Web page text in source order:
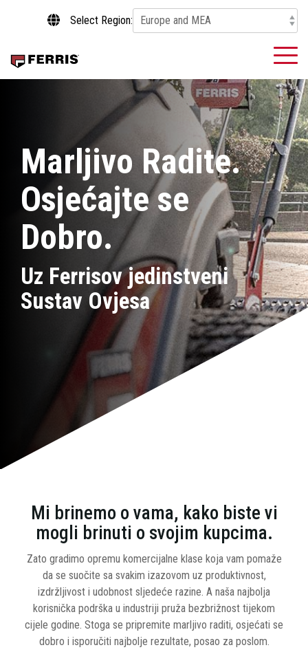
main
content.
Select Region:
Marljivo Radite.
Osjećajte se
Dobro.
Uz Ferrisov jedinstveni
Sustav Ovjesa
Mi brinemo o vama, kako biste vi
mogli brinuti o svojim kupcima.
Zato gradimo opremu komercijalne klase koja vam pomaže
da se suočite sa svakim izazovom uz produktivnost,
izdržljivost i udobnost sljedeće razine. A naša najbolja
korisnička podrška u industriji pruža bezbrižnost tijekom
cijele godine. Stoga se pripremite marljivo raditi, osjećati se
dobro i isporučiti najbolje rezultate, posao za poslom.